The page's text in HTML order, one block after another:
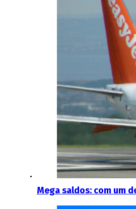
Mega saldos: com um